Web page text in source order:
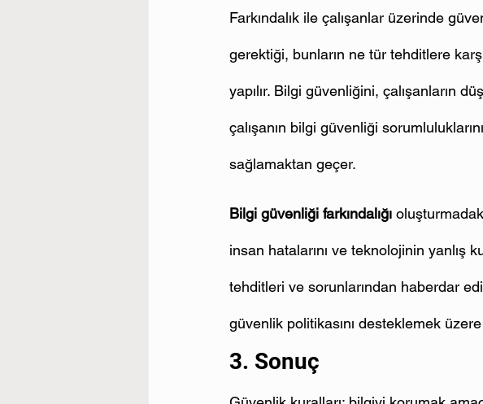
Farkındalık ile çalışanlar üzerinde
gerektiği, bunların ne tür tehditlere
yapılır. Bilgi güvenliğini, çalışanların
çalışanın bilgi güvenliği
sağlamaktan geçer.
Bilgi güvenliği farkındalığı
insan hatalarını ve teknolojinin yanlış
tehditleri ve sorunlarından haberdar
güvenlik politikasını desteklemek
3. Sonuç